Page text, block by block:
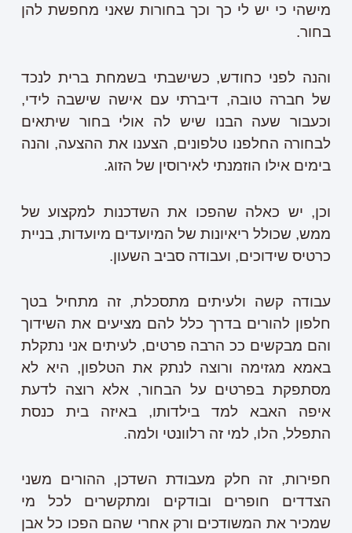
מישהי כי יש לי כך וכך בחורות שאני מחפשת להן
בחור.
והנה לפני כחודש, כשישבתי בשמחת ברית לנכד
של חברה טובה, דיברתי עם אישה שישבה לידי,
וכעבור שעה הבנו שיש לה אולי בחור שיתאים
לבחורה החלפנו טלפונים, הצענו את ההצעה, והנה
בימים אילו הוזמנתי לאירוסין של הזוג.
וכן, יש כאלה שהפכו את השדכנות למקצוע של
ממש, שכולל ריאיונות של המיועדים מיועדות, בניית
כרטיס שידוכים, ועבודה סביב השעון.
עבודה קשה ולעיתים מתסכלת, זה מתחיל בטך
חלפון להורים בדרך כלל להם מציעים את השידוך
והם מבקשים ככ הרבה פרטים, לעיתים אני נתקלת
באמא מגזימה ורוצה לנתק את הטלפון, היא לא
מסתפקת בפרטים על הבחור, אלא רוצה לדעת
איפה האבא למד בילדותו, באיזה בית כנסת
התפלל, הלו, למי זה רלוונטי ולמה.
חפירות, זה חלק מעבודת השדכן, ההורים משני
הצדדים חופרים ובודקים ומתקשרים לכל מי
שמכיר את המשודכים ורק אחרי שהם הפכו כל אבן